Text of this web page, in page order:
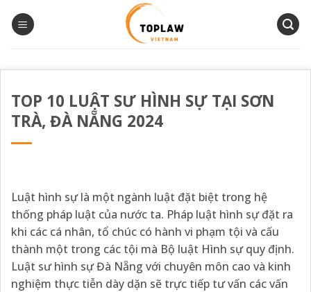
qua
TOP 10 LUẬT SƯ HÌNH SỰ TẠI SƠN
TRÀ, ĐÀ NẴNG 2024
Luật hình sự là một ngành luật đặt biệt trong hệ
thống pháp luật của nước ta. Pháp luật hình sự đặt ra
khi các cá nhân, tổ chúc có hành vi phạm tội và cấu
thành một trong các tội mà Bộ luật Hình sự quy định.
Luật sư hình sự Đà Nẵng với chuyên môn cao và kinh
nghiệm thực tiễn dày dặn sẽ trực tiếp tư vấn các vấn